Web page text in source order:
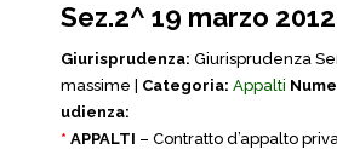
Sez.2^ 19 marzo 2012
Giurisprudenza: Giurisprudenza
massime | Categoria: Appalti
udienza:
* APPALTI – Contratto d’appalto